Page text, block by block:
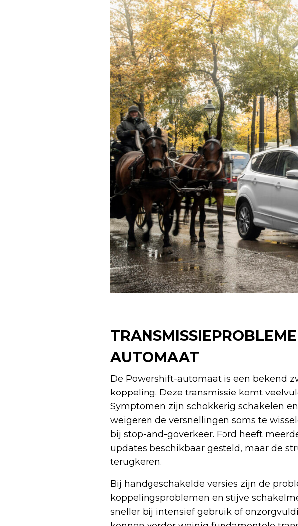
AUTOMAAT
De Powershift-automaat is een bekend
koppeling. Deze transmissie komt
Symptomen zijn schokkerig schakelen
weigeren de versnellingen soms te
bij stop-and-goverkeer. Ford heeft
updates beschikbaar gesteld, maar de
terugkeren.
Bij handgeschakelde versies zijn de
koppelingsproblemen en stijve
sneller bij intensief gebruik of